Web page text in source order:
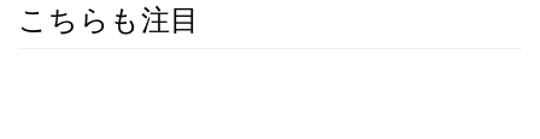
こちらも注目